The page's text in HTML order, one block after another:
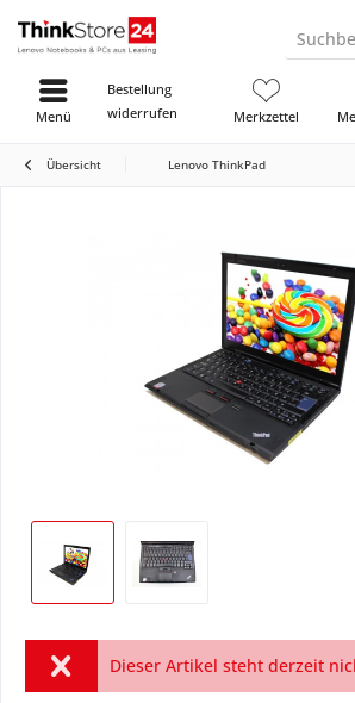
Bestellung
widerrufen
Merkzettel
Menü
Übersicht Lenovo ThinkPad
Dieser Artikel steht derzeit